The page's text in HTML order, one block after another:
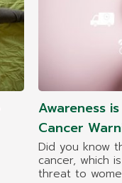
Awareness
Cancer
Symptoms
Did you know
cancer, which
threat to